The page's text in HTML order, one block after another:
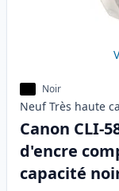
Noir
Neuf Très haute
Canon CLI-
d'encre
capacité